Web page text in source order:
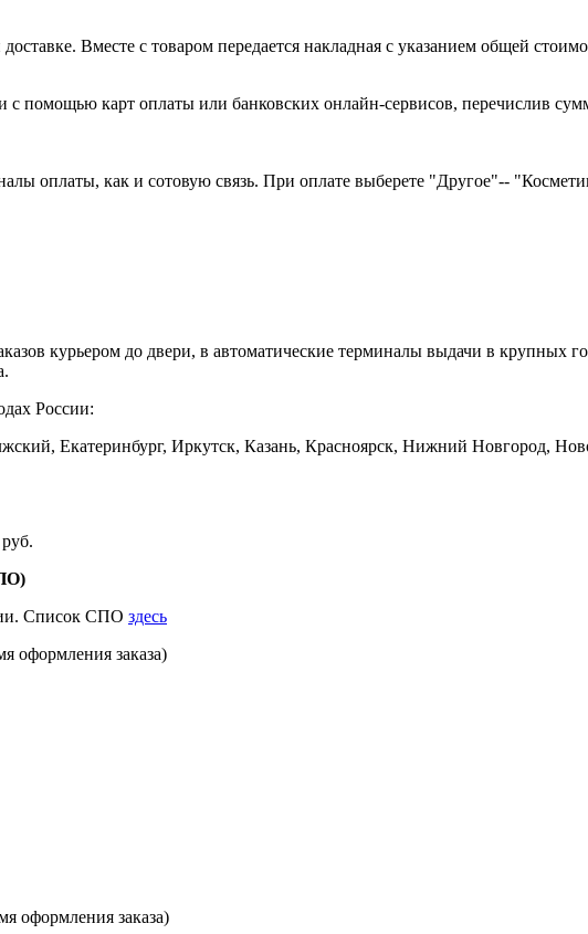
Вместе с товаром передается накладная с указанием общей
с помощью карт оплаты или банковских онлайн-сервисов, перечислив
оплаты, как и сотовую связь. При оплате выберете "Другое"--
курьером до двери, в автоматические терминалы выдачи в
России:
Екатеринбург, Иркутск, Казань, Красноярск, Нижний Новгород,
Список СПО здесь
оформления заказа)
оформления заказа)